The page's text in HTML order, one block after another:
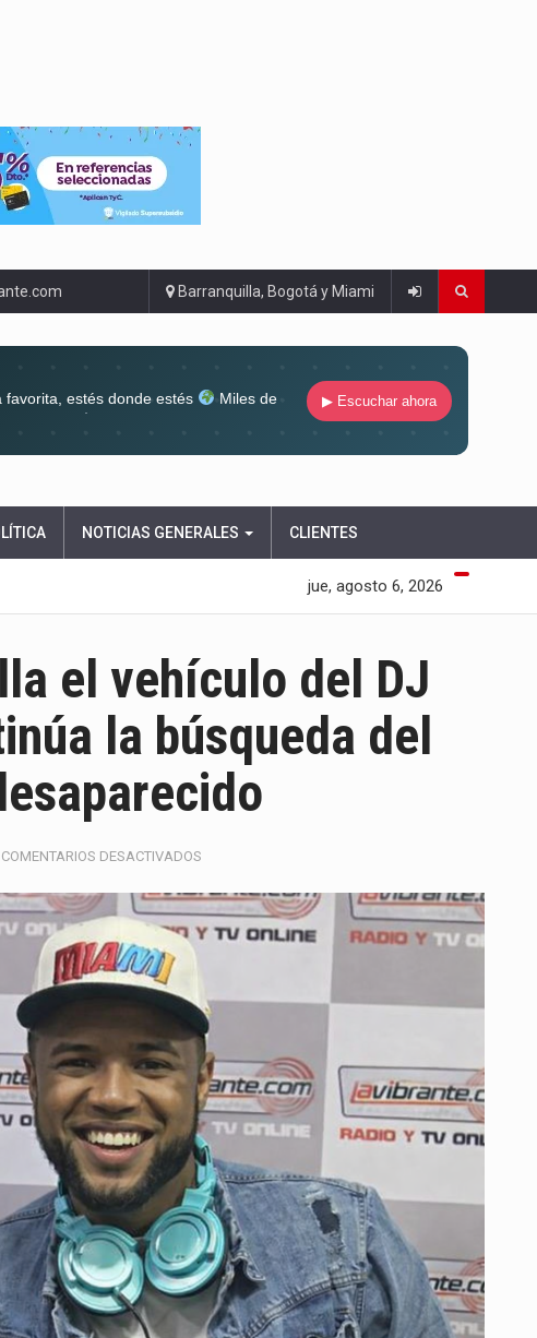
Barranquilla, Bogotá y Miami
favorita, estés donde estés
Miles de
▶ Escuchar ahora
NOTICIAS GENERALES CLIENTES
jue, agosto 6, 2026
el vehículo del DJ
la búsqueda del
COMENTARIOS DESACTIVADOS
EN
BARRANQUILLA
EL
DJ
DEVER
MIENTRAS
CONTINÚA
LA
BÚSQUEDA
DEL
ARTISTA
Y
SU
EQUIPO
DESAPARECIDO